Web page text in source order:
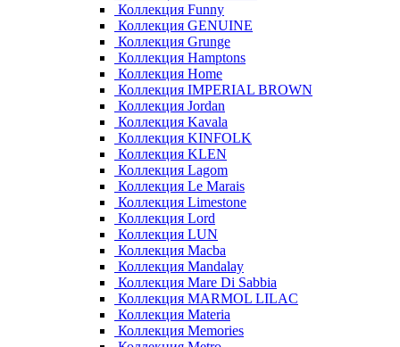
Коллекция Funny
Коллекция GENUINE
Коллекция Grunge
Коллекция Hamptons
Коллекция Home
Коллекция IMPERIAL BROWN
Коллекция Jordan
Коллекция Kavala
Коллекция KINFOLK
Коллекция KLEN
Коллекция Lagom
Коллекция Le Marais
Коллекция Limestone
Коллекция Lord
Коллекция LUN
Коллекция Macba
Коллекция Mandalay
Коллекция Mare Di Sabbia
Коллекция MARMOL LILAC
Коллекция Materia
Коллекция Memories